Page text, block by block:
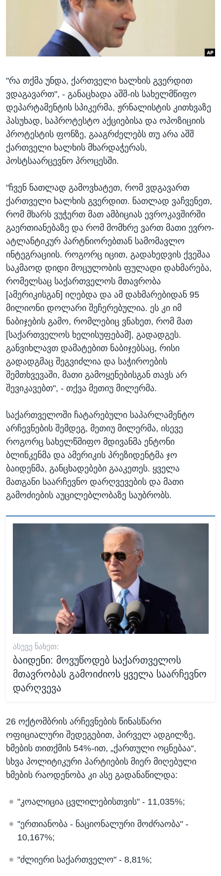
ᲡᲢᲣᲓᲘᲐ ᲕᲐᲨᲘᲜᲒᲢᲝᲜᲘ
ᲯᲐᲜᲛᲠᲗᲔᲚᲝᲑᲐ
ᲛᲔᲪᲜᲘᲔᲠᲔᲑᲐ
ᲙᲣᲚᲢᲣᲠᲐ
ᲒᲐᲚᲘᲚᲔᲝ
ᲓᲔᲖᲘᲜᲤᲝᲠᲛᲐᲪᲘᲐ
Learning English
ᲗᲕᲐᲚᲘ ᲒᲕᲐᲓᲔᲕᲜᲔᲗ
ენები
"რა თქმა უნდა, ქართველი ხალხის გვერდით
ვდაგავართ", - განაცხადა აშშ-ის სახელმწიფო
დეპარტამენტის სპიკერმა, ჟრნალისტის კითხვაზე
პასუხად, საპროტესტო აქციებისა და ოპოზიციის
პროტესტის ფონზე, გააგრძელებს თუ არა აშშ
ქართველი ხალხის მხარდაჭერას,
პოსტსაარცევნო პროცესში.
"ჩვენ ნათლად გამოვხატეთ, რომ ვდგავართ
ქართველი ხალხის გვერდით. ნათლად ვაჩვენეთ,
რომ მხარს ვუჭერთ მათ ამბიციას ევროკავშირში
გაერთიანებაზე და რომ მომხრე ვართ მათი ევრო-
ატლანტიკურ პარტნიორებთან სამომავლო
ინტეგრაციის. როგორც იცით, გადახედვის ქვეშაა
საკმაოდ დიდი მოცულობის ფულადი დახმარება,
რომელსაც საქართველოს მთავრობა
[ამერიკისგან] იღებდა და ამ დახმარებიდან 95
მილიონი დოლარი შეჩერებულია. ეს კი იმ
ნაბიჯების გამო, რომლებიც ვნახეთ, რომ მათ
[საქართველოს ხელისუფებამ], გადადგეს.
განვიხლავთ დამატებით ნაბიჯებსაც, რისი
გადადგმაც შეგვიძლია და საჭიროების
შემთხვევაში, მათი გამოყენებისგან თავს არ
შევიკავებთ", - თქვა მეთიუ მილერმა.
საქართველოში ჩატარებული საპარლამენტო
არჩევნების შემდეგ, მეთიუ მილერმა, ისევე
როგორც სახელწმიფო მდივანმა ენტონი
ბლინკენმა და ამერიკის პრეზიდენტმა ჯო
ბაიდენმა, განცხადებები გააკეთეს. ყველა
მათგანი საარჩევნო დარღვევების და მათი
გამოძიების აუცილებლობაზე საუბრობს.
ᲐᲡᲔᲕᲔ ᲜᲐᲮᲔᲗ:
ბაიდენი: მოვუწოდებ საქართველოს
მთავრობას გამოიძიოს ყველა საარჩევნო
დარღვევა
26 ოქტომბრის არჩევნების წინასწარი
ოფიციალური შედეგებით, პირველ ადგილზე,
ხმების თითქმის 54%-ით, „ქართული ოცნებაა“,
სხვა პოლიტიკური პარტიების მიერ მიღებული
ხმების რაოდენობა კი ასე გადანაწილდა:
"კოალიცია ცვლილებისთვის" - 11,035%;
"ერთიანობა - ნაციონალური მოძრაობა" -
10,167%;
"ძლიერი საქართველო" - 8,81%;